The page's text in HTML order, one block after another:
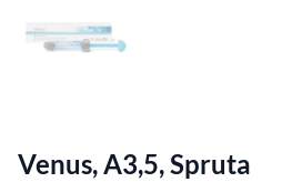
Venus, A3,5, Spruta